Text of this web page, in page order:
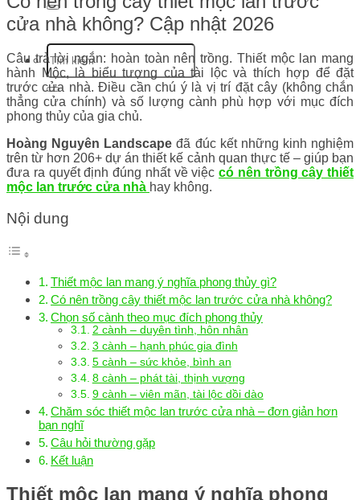
cửa nhà không? Cập nhật 2026
Câu trả lời ngắn: hoàn toàn nên trồng. Thiết mộc lan mang
hành Mộc, là biểu tượng của tài lộc và thích hợp để đặt
trước cửa nhà. Điều cần chú ý là vị trí đặt cây (không chắn
thẳng cửa chính) và số lượng cành phù hợp với mục đích
phong thủy của gia chủ.
Hoàng Nguyên Landscape đã đúc kết những kinh nghiệm
trên từ hơn 206+ dự án thiết kế cảnh quan thực tế – giúp bạn
đưa ra quyết định đúng nhất về việc có nên trồng cây thiết
mộc lan trước cửa nhà hay không.
Nội dung
Thiết mộc lan mang ý nghĩa phong thủy gì?
Có nên trồng cây thiết mộc lan trước cửa nhà không?
Chọn số cành theo mục đích phong thủy
2 cành – duyên tình, hôn nhân
3 cành – hạnh phúc gia đình
5 cành – sức khỏe, bình an
8 cành – phát tài, thịnh vượng
9 cành – viên mãn, tài lộc dồi dào
Chăm sóc thiết mộc lan trước cửa nhà – đơn giản hơn
bạn nghĩ
Câu hỏi thường gặp
Kết luận
Thiết mộc lan mang ý nghĩa phong